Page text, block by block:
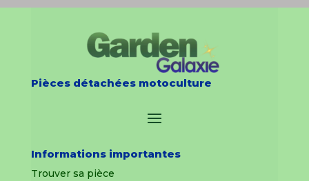
Pièces détachées motoculture
Informations importantes
Trouver sa pièce